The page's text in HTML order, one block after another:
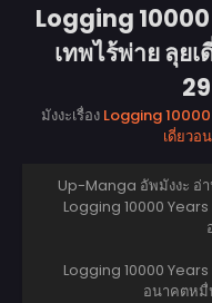
Logging
เทพไร้พ่าย ลุย
มังงะเรื่อง Logging
เดี่ยว
Up-Manga อัพมังงะ อ่
Logging 10000
Logging 10000
อนาคตหมื่